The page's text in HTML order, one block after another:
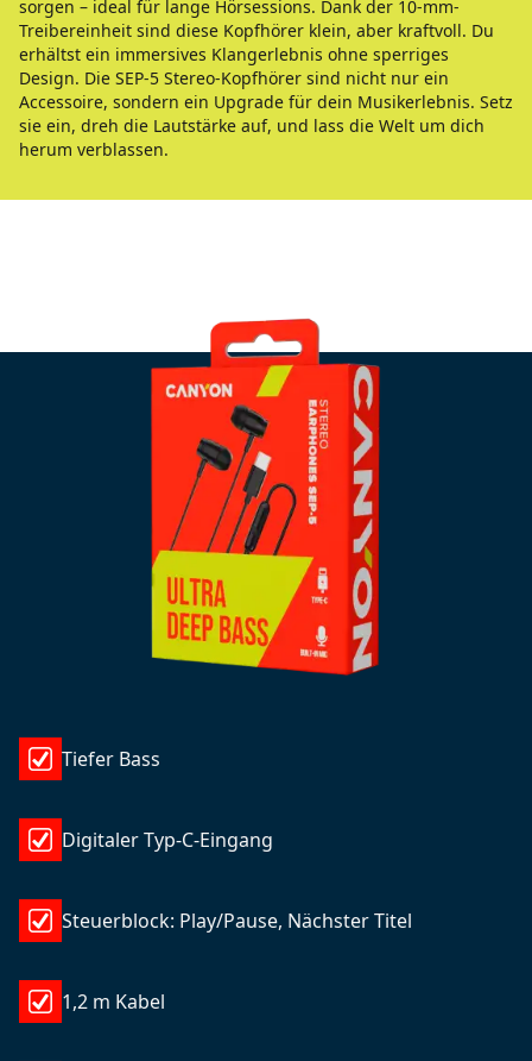
sorgen – ideal für lange Hörsessions. Dank der 10-mm-
Treibereinheit sind diese Kopfhörer klein, aber kraftvoll. Du
erhältst ein immersives Klangerlebnis ohne sperriges
Design. Die SEP-5 Stereo-Kopfhörer sind nicht nur ein
Accessoire, sondern ein Upgrade für dein Musikerlebnis. Setz
sie ein, dreh die Lautstärke auf, und lass die Welt um dich
herum verblassen.
Tiefer Bass
Digitaler Typ-C-Eingang
Steuerblock: Play/Pause, Nächster Titel
1,2 m Kabel